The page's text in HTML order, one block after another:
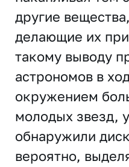
другие
делающие их
такому выводу
астрономов в
окружением
молодых звезд,
обнаружили
вероятно,